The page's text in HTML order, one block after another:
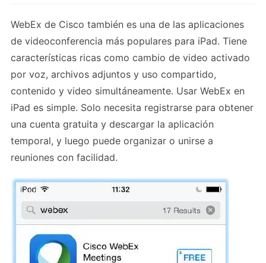
WebEx de Cisco también es una de las aplicaciones
de videoconferencia más populares para iPad. Tiene
características ricas como cambio de video activado
por voz, archivos adjuntos y uso compartido,
contenido y video simultáneamente. Usar WebEx en
iPad es simple. Solo necesita registrarse para obtener
una cuenta gratuita y descargar la aplicación
temporal, y luego puede organizar o unirse a
reuniones con facilidad.